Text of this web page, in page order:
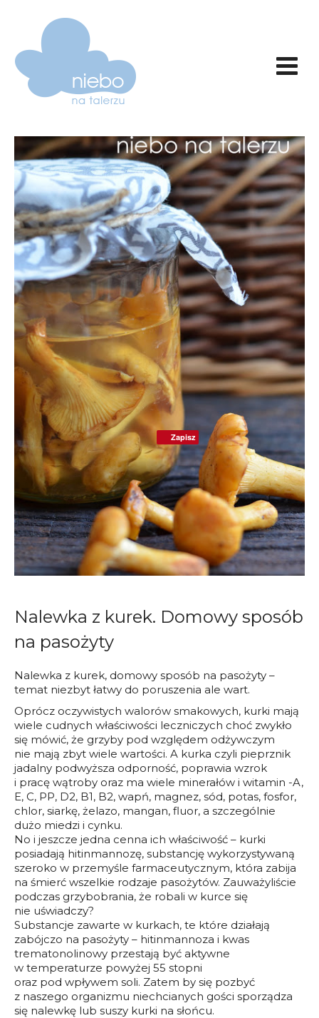
Nalewka z kurek. Domowy sposób
na pasożyty
Nalewka z kurek, domowy sposób na pasożyty –
temat niezbyt łatwy do poruszenia ale wart.
Oprócz oczywistych walorów smakowych, kurki mają
wiele cudnych właściwości leczniczych choć zwykło
się mówić, że grzyby pod względem odżywczym
nie mają zbyt wiele wartości. A kurka czyli pieprznik
jadalny podwyższa odporność, poprawia wzrok
i pracę wątroby oraz ma wiele minerałów i witamin -A,
E, C, PP, D2, B1, B2, wapń, magnez, sód, potas, fosfor,
chlor, siarkę, żelazo, mangan, fluor, a szczególnie
dużo miedzi i cynku.
No i jeszcze jedna cenna ich właściwość – kurki
posiadają hitinmannozę, substancję wykorzystywaną
szeroko w przemyśle farmaceutycznym, która zabija
na śmierć wszelkie rodzaje pasożytów. Zauważyliście
podczas grzybobrania, że robali w kurce się
nie uświadczy?
Substancje zawarte w kurkach, te które działają
zabójczo na pasożyty – hitinmannoza i kwas
trematonolinowy przestają być aktywne
w temperaturze powyżej 55 stopni
oraz pod wpływem soli. Zatem by się pozbyć
z naszego organizmu niechcianych gości sporządza
się nalewkę lub suszy kurki na słońcu.
Zapisz